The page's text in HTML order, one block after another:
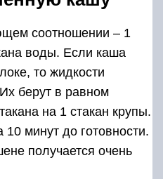
соотношении – 1
воды. Если каша
то жидкости
берут в равном
на 1 стакан крупы.
минут до готовности.
получается очень